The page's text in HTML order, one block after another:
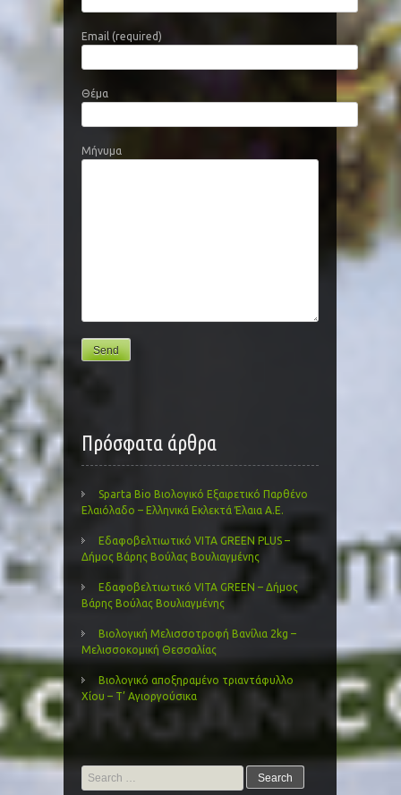
Email (required)
Θέμα
Μήνυμα
Πρόσφατα άρθρα
Sparta Bio Βιολογικό Εξαιρετικό Παρθένο
Ελαιόλαδο – Ελληνικά Εκλεκτά Έλαια Α.Ε.
Εδαφοβελτιωτικό VITA GREEN PLUS –
Δήμος Βάρης Βούλας Βουλιαγμένης
Εδαφοβελτιωτικό VITA GREEN – Δήμος
Βάρης Βούλας Βουλιαγμένης
Βιολογική Μελισσοτροφή Βανίλια 2kg –
Μελισσοκομική Θεσσαλίας
Βιολογικό αποξηραμένο τριαντάφυλλο
Χίου – Τ’ Αγιοργούσικα
Search
for: